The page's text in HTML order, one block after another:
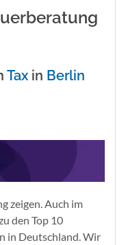
Tax in Berlin
zeigen. Auch im
den Top 10
in Deutschland. Wir